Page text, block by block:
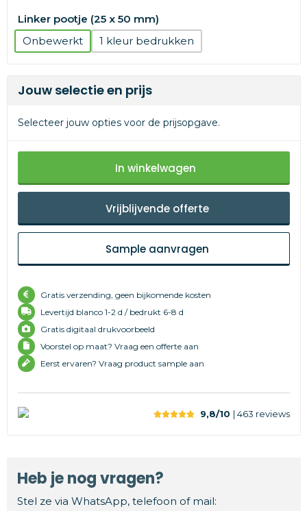
Linker pootje (25 x 50 mm)
Onbewerkt
1
Jouw selectie en prijs
Selecteer jouw opties voor de prijsopgave.
In winkelwagen
Vrijblijvende offerte
Sample aanvragen
Gratis verzending, geen bijkomende kosten
Levertijd blanco 1-2 d / bedrukt 6-8 d
Gratis digitaal drukvoorbeeld
Voorstel op maat? Vraag een offerte aan
Eerst ervaren? Vraag product sample aan
9,8/10 | 463 reviews
Heb je nog vragen?
Stel ze via WhatsApp, telefoon of mail: